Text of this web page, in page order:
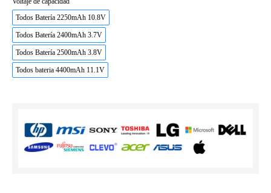
Todos Batería 2250mAh 10.8V
Todos Batería 2400mAh 3.7V
Todos Batería 2500mAh 3.8V
Todos bateria 4400mAh 11.1V